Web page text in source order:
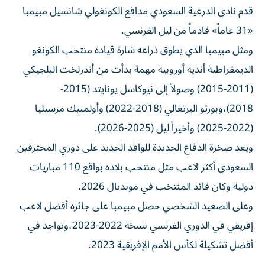
قدم نادي الدرعية السعودي مدافع الكونغولي شانسيل مبيمبا
«31 عاماً» قادماً من ليل الفرنسي.
ومثل مبيمبا الذي يطوق ذراعه شارة قيادة منتخب الكونغو
الديمقراطية أندية أوروبية مهمة بدأت من أندرلخت البلجيكي
(2011-2015) وصولاً إلى نيوكاسل يونايتد (2015-
2018)،وبورتو البرتغالي (2018-2022) وأولمبيك مرسيليا
(2022-2025) وأخيراً ليل (2025-2026).
ويعد صخرة الدفاع الجديدة للوافد الجديد على دوري المحترفين
السعودي أكثر لاعب مثل منتخب بلاده بواقع 110 مباريات
دولية وكان قائد المنتخب في مونديال 2026.
وعلى الصعيد الشخصي حصل مبيمبا على جائزة أفضل لاعب
إفريقي في الدوري الفرنسي نسخة 2022-2023،وتواجد في
أفضل تشكيلة لكأس الأمم الإفريقية 2023.